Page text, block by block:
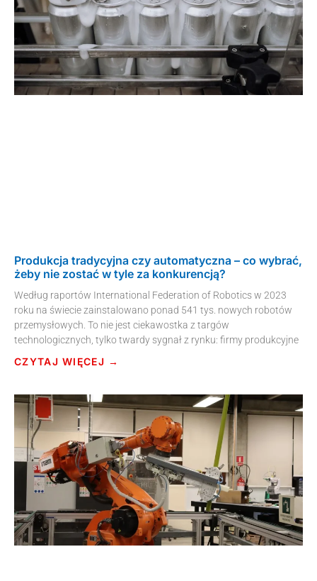
Produkcja tradycyjna czy automatyczna – co wybrać,
żeby nie zostać w tyle za konkurencją?
Według raportów International Federation of Robotics w 2023
roku na świecie zainstalowano ponad 541 tys. nowych robotów
przemysłowych. To nie jest ciekawostka z targów
technologicznych, tylko twardy sygnał z rynku: firmy produkcyjne
CZYTAJ WIĘCEJ →